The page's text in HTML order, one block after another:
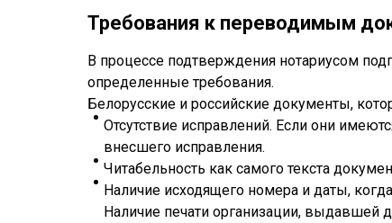
Требования к переводимым
В процессе подтверждения нотариусом
определенные требования.
Белорусские и российские документы,
Отсутствие исправлений. Если они
внесшего исправления.
Читабельность как самого текста
Наличие исходящего номера и даты,
Наличие печати организации, выдавшей